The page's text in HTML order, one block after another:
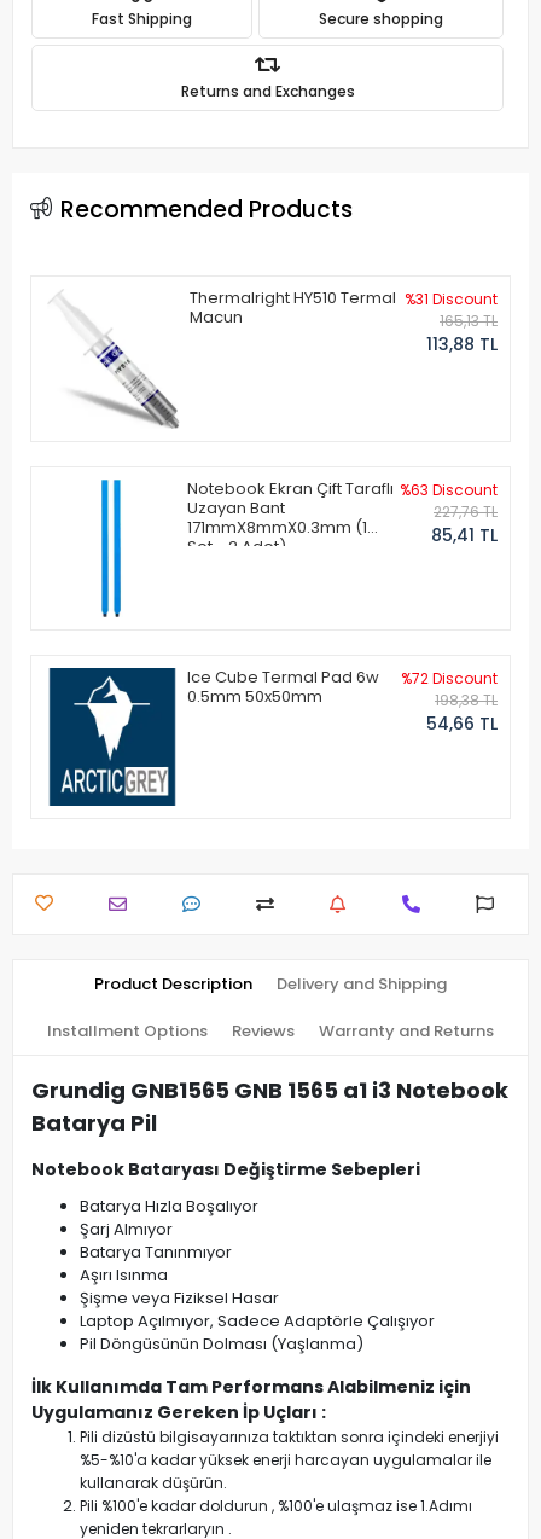
Fast Shipping Secure shopping
Returns and Exchanges
Recommended Products
Thermalright HY510 Termal
Macun
%31 Discount
165,13 TL
113,88 TL
Notebook Ekran Çift Taraflı
Uzayan Bant
171mmX8mmX0.3mm (1
Set - 2 Adet)
%63 Discount
227,76 TL
85,41 TL
Ice Cube Termal Pad 6w
0.5mm 50x50mm
%72 Discount
198,38 TL
54,66 TL
Product Description Delivery and Shipping
Installment Options Reviews Warranty and Returns
Grundig GNB1565 GNB 1565 a1 i3 Notebook
Batarya Pil
Notebook Bataryası Değiştirme Sebepleri
Batarya Hızla Boşalıyor
Şarj Almıyor
Batarya Tanınmıyor
Aşırı Isınma
Şişme veya Fiziksel Hasar
Laptop Açılmıyor, Sadece Adaptörle Çalışıyor
Pil Döngüsünün Dolması (Yaşlanma)
İlk Kullanımda Tam Performans Alabilmeniz için
Uygulamanız Gereken İp Uçları :
Pili dizüstü bilgisayarınıza taktıktan sonra içindeki enerjiyi
%5-%10'a kadar yüksek enerji harcayan uygulamalar ile
kullanarak düşürün.
Pili %100'e kadar doldurun , %100'e ulaşmaz ise 1.Adımı
yeniden tekrarlaryın .